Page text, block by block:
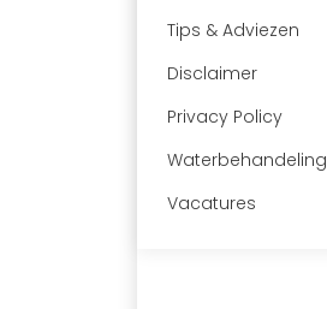
Tips & Adviezen
Disclaimer
Privacy Policy
Waterbehandeling
Vacatures